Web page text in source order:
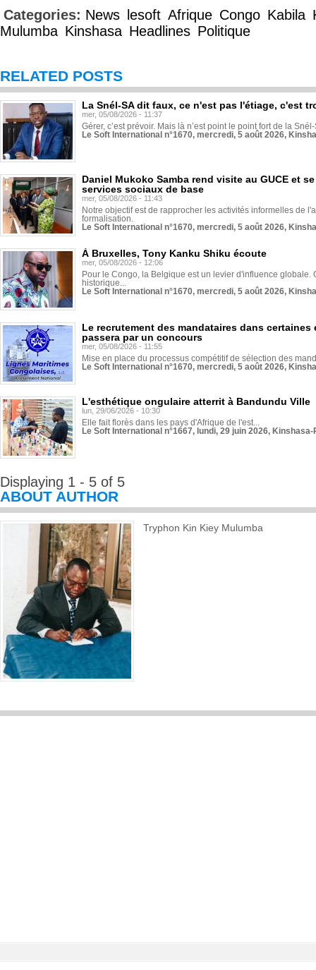
Categories: News lesoft Afrique Congo Kabila
Mulumba Kinshasa Headlines Politique
RELATED POSTS
La Snél-SA dit faux, ce n'est pas l'étiage, c'est
mer, 05/08/2026 - 11:37
Gérer, c’est prévoir. Mais là n’est point le point fort de la
Le Soft International n°1670, mercredi, 5 août 2026,
Daniel Mukoko Samba rend visite au GUCE et
services sociaux de base
mer, 05/08/2026 - 11:43
Notre objectif est de rapprocher les activités informelles de
formalisation.
Le Soft International n°1670, mercredi, 5 août 2026,
À Bruxelles, Tony Kanku Shiku écoute
mer, 05/08/2026 - 12:06
Pour le Congo, la Belgique est un levier d'influence globale.
historique...
Le Soft International n°1670, mercredi, 5 août 2026,
Le recrutement des mandataires dans
passera par un concours
mer, 05/08/2026 - 11:55
Mise en place du processus compétitif de sélection des
Le Soft International n°1670, mercredi, 5 août 2026,
L'esthétique ongulaire atterrit à Bandundu Ville
lun, 29/06/2026 - 10:30
Elle fait florès dans les pays d'Afrique de l'est...
Le Soft International n°1667, lundi, 29 juin 2026,
Displaying 1 - 5 of 5
ABOUT AUTHOR
Tryphon Kin Kiey Mulumba